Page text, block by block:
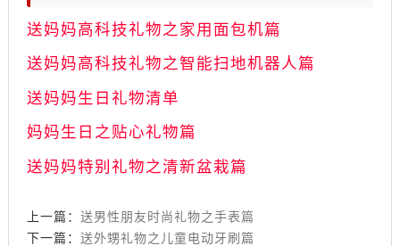
送妈妈高科技礼物之家用面包机篇
送妈妈高科技礼物之智能扫地机器人篇
送妈妈生日礼物清单
妈妈生日之贴心礼物篇
送妈妈特别礼物之清新盆栽篇
上一篇： 送男性朋友时尚礼物之手表篇
下一篇： 送外甥礼物之儿童电动牙刷篇